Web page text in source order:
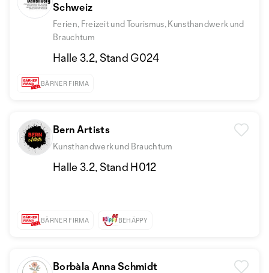
Schweiz
Ferien, Freizeit und Tourismus, Kunsthandwerk und
Brauchtum
Halle 3.2, Stand G024
BÄRNER FIRMA
Bern Artists
Kunsthandwerk und Brauchtum
Halle 3.2, Stand H012
BÄRNER FIRMA BEHÄPPY
Borbàla Anna Schmidt